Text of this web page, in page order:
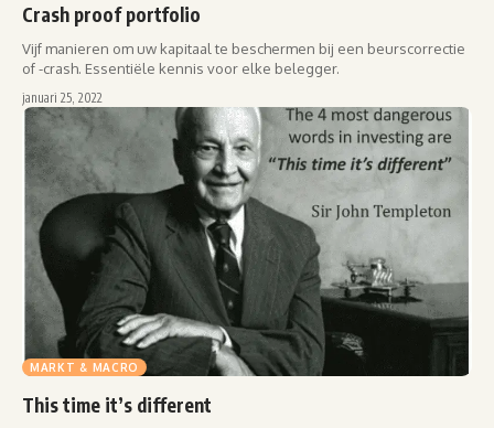
Crash proof portfolio
Vijf manieren om uw kapitaal te beschermen bij een beurscorrectie
of -crash. Essentiële kennis voor elke belegger.
januari 25, 2022
MARKT & MACRO
This time it’s different